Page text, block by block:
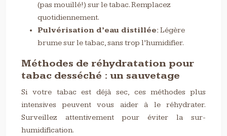
(pas mouillé!) sur le tabac. Remplacez
quotidiennement.
Pulvérisation d’eau distillée:Légère
brume sur le tabac, sans trop l’humidifier.
Méthodes de réhydratation pour
tabac desséché : un sauvetage
Si votre tabac est déjà sec, ces méthodes plus
intensives peuvent vous aider à le réhydrater.
Surveillez attentivement pour éviter la sur-
humidification.